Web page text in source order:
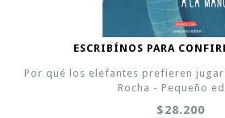
ESCRIBÍNOS PARA
Por qué los elefantes prefieren jugar
Rocha - Pequeño
$28.200